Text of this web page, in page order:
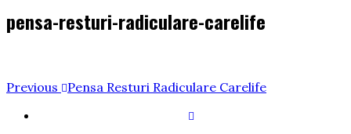
pensa-resturi-radiculare-carelife
Navigare
Previous
Previous Pensa Resturi Radiculare Carelife